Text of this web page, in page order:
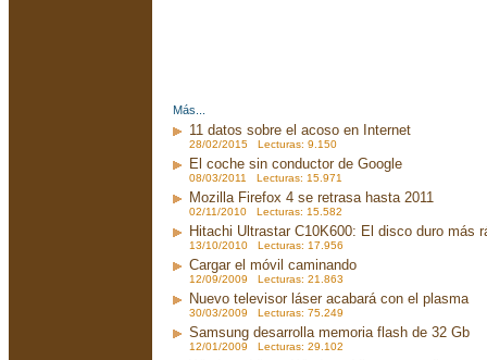
Más...
11 datos sobre el acoso en Internet
28/02/2015 Lecturas: 9.150
El coche sin conductor de Google
08/03/2011 Lecturas: 15.971
Mozilla Firefox 4 se retrasa hasta 2011
02/11/2010 Lecturas: 15.582
Hitachi Ultrastar C10K600: El disco duro más
13/10/2010 Lecturas: 17.956
Cargar el móvil caminando
12/09/2009 Lecturas: 21.863
Nuevo televisor láser acabará con el plasma
30/03/2009 Lecturas: 75.249
Samsung desarrolla memoria flash de 32 Gb
12/01/2009 Lecturas: 29.102